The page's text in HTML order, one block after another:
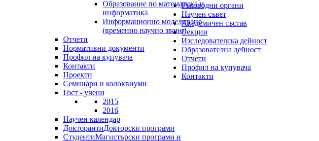
Образование по математика и
информатика
Информационно моделиране
(временно научно звено)
Отчети
Нормативни документи
Профил на купувача
Контакти
Проекти
Семинари и колоквиуми
Гост - учени
2015
2016
Научен календар
ДокторантиДокторски програми
СтудентиМагистърски програми и
Ръководни органи
Научен съвет
Академичен състав
Секции
Изследователска дейност
Образователна дейност
Отчети
Профил на купувача
Контакти